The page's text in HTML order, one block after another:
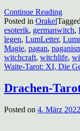
Continue Reading
Posted in OrakelTagged
esoterik, germanwitch,
legen, LumLetter,
Magie, pagan,
witchcraft, witchlife,
Waite-Tarot: XI, Die
Drachen-
Posted on 4. März 2022